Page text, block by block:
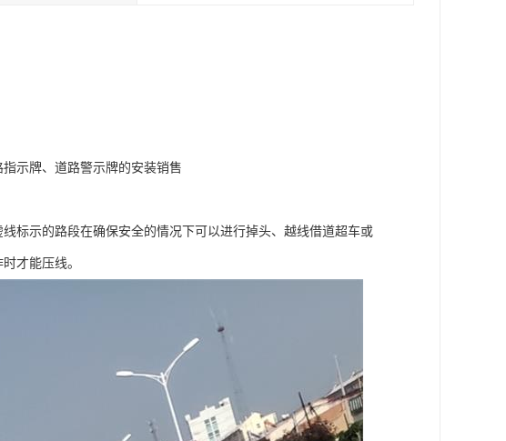
示牌、道路警示牌的安装销售
标示的路段在确保安全的情况下可以进行掉头、越线借道超车或
才能压线。